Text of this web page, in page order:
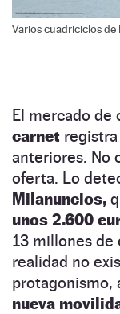
Varios cuadriciclos de
El mercado de
carnet
anteriores. No
oferta. Lo
Milanuncios,
unos 2.600
13 millones de
realidad no
protagonismo,
nueva